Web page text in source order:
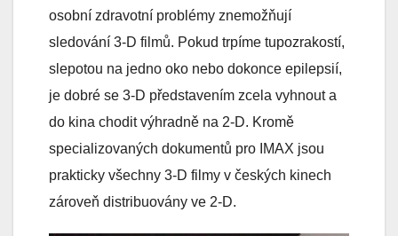
osobní zdravotní problémy znemožňují
sledování 3-D filmů. Pokud trpíme tupozrakostí,
slepotou na jedno oko nebo dokonce epilepsií,
je dobré se 3-D představením zcela vyhnout a
do kina chodit výhradně na 2-D. Kromě
specializovaných dokumentů pro IMAX jsou
prakticky všechny 3-D filmy v českých kinech
zároveň distribuovány ve 2-D.